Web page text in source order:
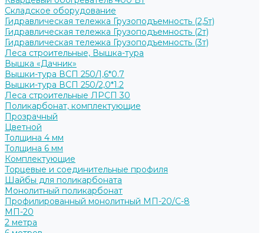
Складское оборудование
Гидравлическая тележка Грузоподъемность (2,5т)
Гидравлическая тележка Грузоподъемность (2т)
Гидравлическая тележка Грузоподъемность (3т)
Леса строительные, Вышка-тура
Вышка «Дачник»
Вышки-тура ВСП 250/1,6*0.7
Вышки-тура ВСП 250/2,0*1.2
Леса строительные ЛРСП 30
Поликарбонат, комплектующие
Прозрачный
Цветной
Толщина 4 мм
Толщина 6 мм
Комплектующие
Торцевые и соединительные профиля
Шайбы для поликарбоната
Монолитный поликарбонат
Профилированный монолитный МП-20/С-8
МП-20
2 метра